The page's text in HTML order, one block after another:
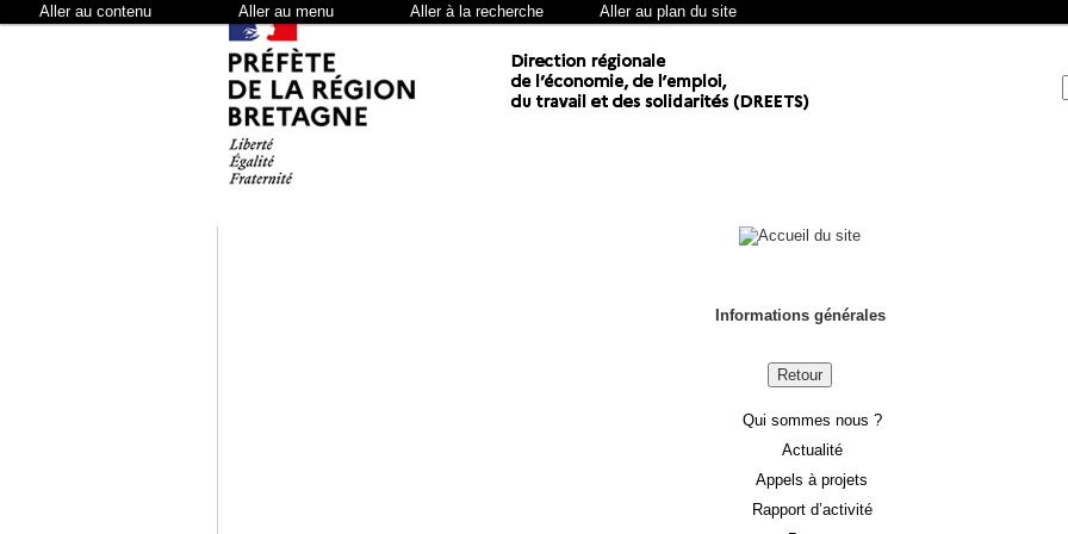
Aller au contenu Aller au menu Aller à la recherche Aller au plan du site
Informations générales
Retour
Qui sommes nous ?
Actualité
Appels à projets
Rapport d’activité